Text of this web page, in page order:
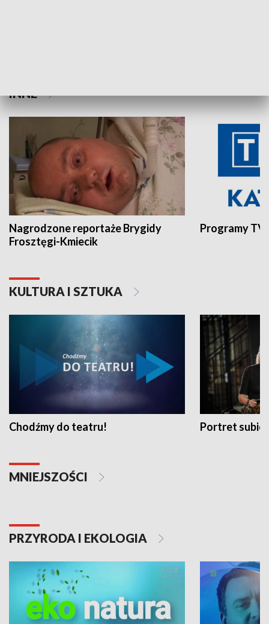
INNE
Nagrodzone reportaże Brygidy
Frosztęgi-Kmiecik
Programy
KULTURA I SZTUKA
Chodźmy do teatru! Portret
MNIEJSZOŚCI
PRZYRODA I EKOLOGIA